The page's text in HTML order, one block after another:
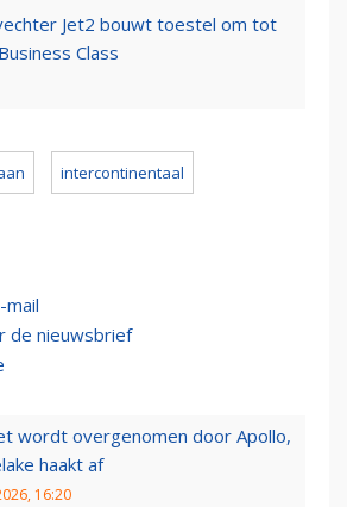
Jet2 bouwt toestel om tot
Class
intercontinentaal
de nieuwsbrief
wordt overgenomen door Apollo,
haakt af
16:20